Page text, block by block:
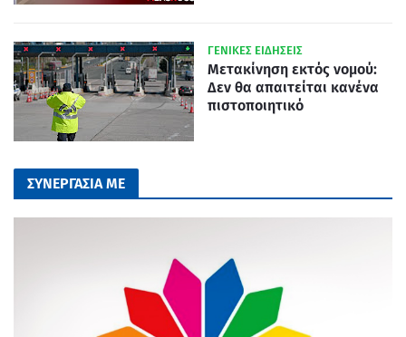
ΓΕΝΙΚΕΣ ΕΙΔΗΣΕΙΣ
Μετακίνηση εκτός νομού:
Δεν θα απαιτείται κανένα
πιστοποιητικό
ΣΥΝΕΡΓΑΣΙΑ ΜΕ